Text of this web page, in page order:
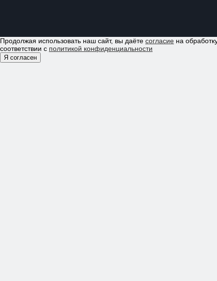
Продолжая использовать наш сайт, вы даёте согласие на
соответствии с политикой конфиденциальности
Я согласен